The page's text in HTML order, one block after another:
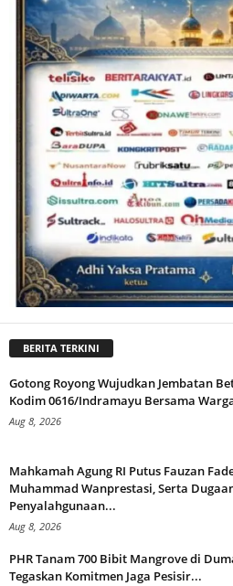
BERITA TERKINI
Gotong Royong Wujudkan Jembatan
Kodim 0616/Indramayu Bersama
Aug 8, 2026
Mahkamah Agung RI Putus Fauzan
Muhammad Wanprestasi, Serta
Penyalahgunaan...
Aug 8, 2026
PHR Tanam 700 Bibit Mangrove di
Tegaskan Komitmen Jaga Pesisir...